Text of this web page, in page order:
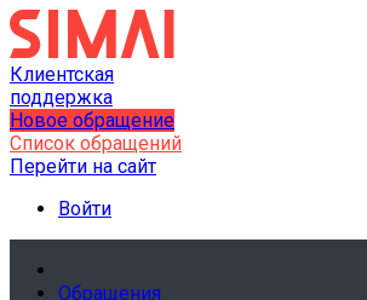
Клиентская
поддержка
Новое обращение
Список обращений
Перейти на сайт
Войти
Обращения